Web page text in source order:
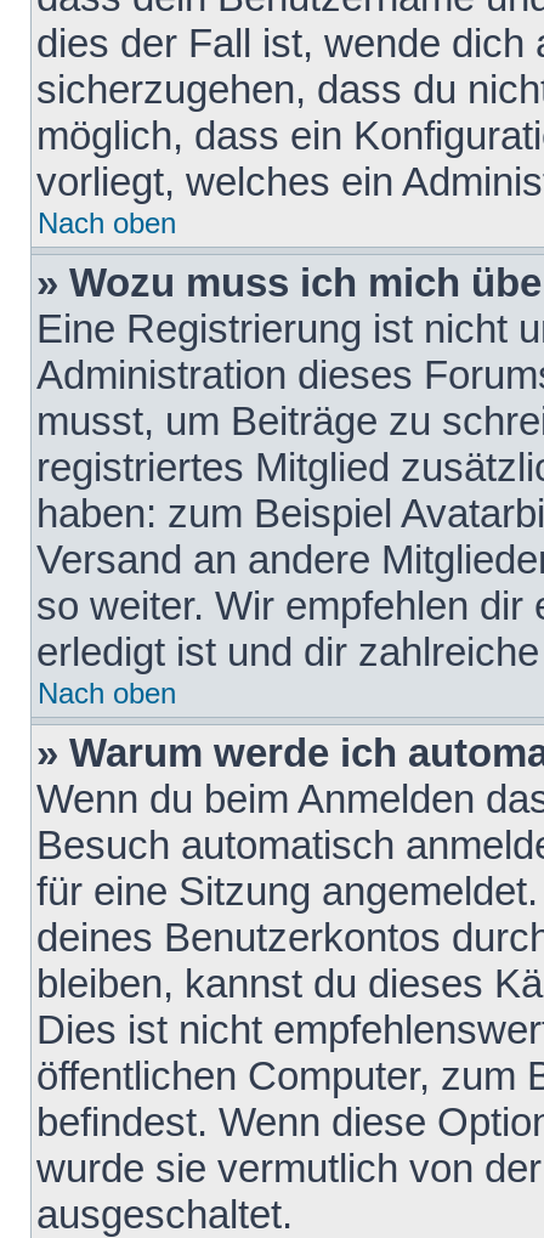
dies der Fall ist, wende dich
sicherzugehen, dass du
möglich, dass ein
vorliegt, welches ein
Nach oben
» Wozu muss ich mich
Eine Registrierung ist nicht
Administration dieses
musst, um Beiträge zu
registriertes Mitglied
haben: zum Beispiel
Versand an andere
so weiter. Wir empfehlen
erledigt ist und dir
Nach oben
» Warum werde ich
Wenn du beim Anmelden
Besuch automatisch
für eine Sitzung
deines Benutzerkontos
bleiben, kannst du dieses
Dies ist nicht
öffentlichen Computer, zum
befindest. Wenn diese
wurde sie vermutlich von
ausgeschaltet.